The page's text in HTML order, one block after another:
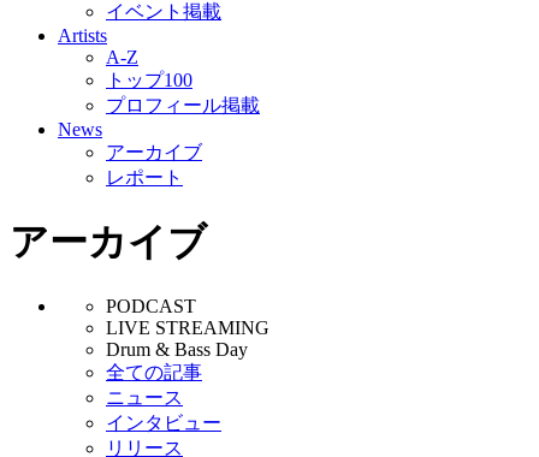
イベント掲載
Artists
A-Z
トップ100
プロフィール掲載
News
アーカイブ
レポート
アーカイブ
PODCAST
LIVE STREAMING
Drum & Bass Day
全ての記事
ニュース
インタビュー
リリース